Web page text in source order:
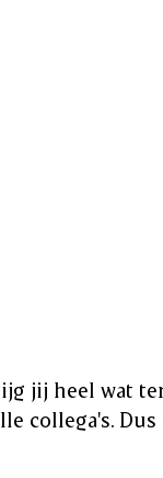
jij heel wat
collega's.